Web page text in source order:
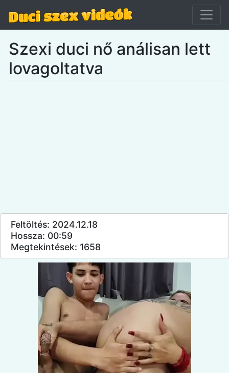
Szexi duci nő análisan lett
lovagoltatva
Feltöltés: 2024.12.18
Hossza: 00:59
Megtekintések: 1658